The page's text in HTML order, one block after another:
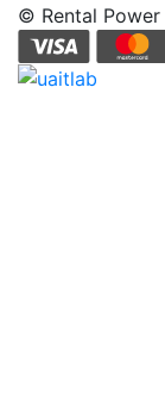
© Rental